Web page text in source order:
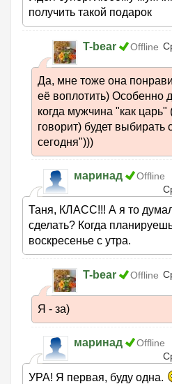
получить такой подарок
T-bear Offline
Да, мне тоже она
её воплотить) Особенно
когда мужчина "как царь"
говорит) будет выбирать
сегодня")))
маринад
Offline
Таня, КЛАСС!!! А я то
сделать? Когда
воскресенье с утра.
T-bear Offline
Я - за)
маринад
Offline
УРА! Я первая, буду одна.